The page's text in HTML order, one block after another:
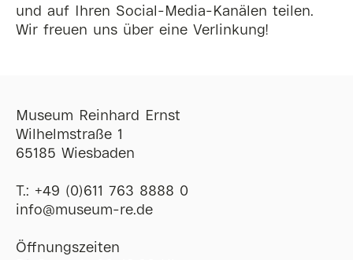
und auf Ihren Social-Media-Kanälen teilen.
Wir freuen uns über eine Verlinkung!
Museum Reinhard Ernst
Wilhelmstraße 1
65185 Wiesbaden
T.: +49 (0)611 763 8888 0
ofni@museum-re de
Öffnungszeiten